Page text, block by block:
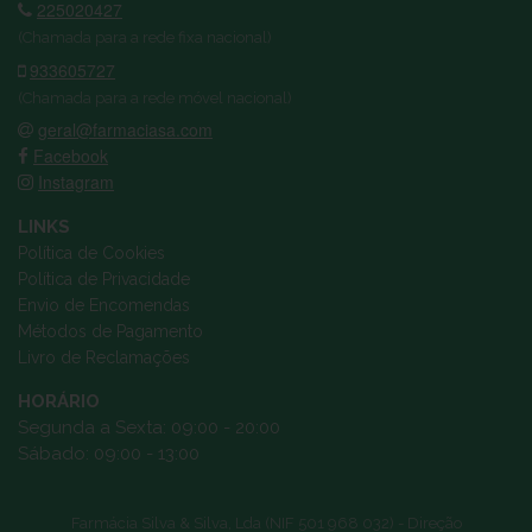
225020427
(Chamada para a rede fixa nacional)
933605727
(Chamada para a rede móvel nacional)
geral@farmaciasa.com
Facebook
Instagram
LINKS
Política de Cookies
Política de Privacidade
Envio de Encomendas
Métodos de Pagamento
Livro de Reclamações
HORÁRIO
Segunda a Sexta: 09:00 - 20:00
Sábado: 09:00 - 13:00
Farmácia Silva & Silva, Lda (NIF 501 968 032) - Direção